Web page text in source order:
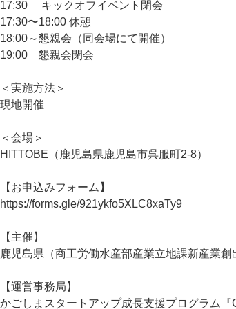
17:30 キックオフイベント閉会
17:30〜18:00 休憩
18:00～懇親会（同会場にて開催）
19:00 懇親会閉会
＜実施方法＞
現地開催
＜会場＞
HITTOBE（鹿児島県鹿児島市呉服町2-8）
【お申込みフォーム】
https://forms.gle/921ykfo5XLC8xaTy9
【主催】
鹿児島県（商工労働水産部産業立地課新産業創
【運営事務局】
かごしまスタートアップ成長支援プログラム